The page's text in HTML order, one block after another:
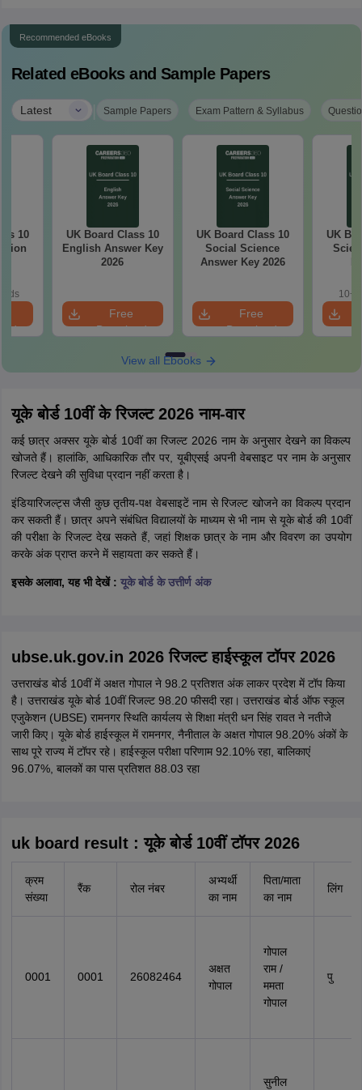
Recommended eBooks
Related eBooks and Sample Papers
Latest | Sample Papers Exam Pattern & Syllabus
10
UK Board Class 10
English Answer Key
2026
Free
Download
UK Board Class 10
Social Science
Answer Key 2026
Free
Download
UK
10+
View all Ebooks
यूके बोर्ड 10वीं के रिजल्ट 2026 नाम-वार
कई छात्र अक्सर यूके बोर्ड 10वीं का रिजल्ट 2026 नाम के अनुसार देखने का विकल्प
खोजते हैं। हालांकि, आधिकारिक तौर पर, यूबीएसई अपनी वेबसाइट पर नाम के अनुसार
रिजल्ट देखने की सुविधा प्रदान नहीं करता है।
इंडियारिजल्ट्स जैसी कुछ तृतीय-पक्ष वेबसाइटें नाम से रिजल्ट खोजने का विकल्प प्रदान
कर सकती हैं। छात्र अपने संबंधित विद्यालयों के माध्यम से भी नाम से यूके बोर्ड की 10वीं
की परीक्षा के रिजल्ट देख सकते हैं, जहां शिक्षक छात्र के नाम और विवरण का उपयोग
करके अंक प्राप्त करने में सहायता कर सकते हैं।
इसके अलावा, यह भी देखें : यूके बोर्ड के उत्तीर्ण अंक
ubse.uk.gov.in 2026 रिजल्ट हाईस्कूल टॉपर 2026
उत्तराखंड बोर्ड 10वीं में अक्षत गोपाल ने 98.2 प्रतिशत अंक लाकर प्रदेश में टॉप किया
है। उत्तराखंड यूके बोर्ड 10वीं रिजल्ट 98.20 फीसदी रहा। उत्तराखंड बोर्ड ऑफ स्कूल
एजुकेशन (UBSE) रामनगर स्थिति कार्यलय से शिक्षा मंत्री धन सिंह रावत ने नतीजे
जारी किए। यूके बोर्ड हाईस्कूल में रामनगर, नैनीताल के अक्षत गोपाल 98.20% अंकों के
साथ पूरे राज्य में टॉपर रहे। हाईस्कूल परीक्षा परिणाम 92.10% रहा, बालिकाएं
96.07%, बालकों का पास प्रतिशत 88.03 रहा
uk board result : यूके बोर्ड 10वीं टॉपर 2026
क्रम
संख्या
रैंक रोल नंबर
अभ्यर्थी
का नाम
पिता/माता
का नाम
लिंग
0001 0001 26082464
अक्षत
गोपाल
गोपाल
राम /
ममता
गोपाल
पु
सुनील